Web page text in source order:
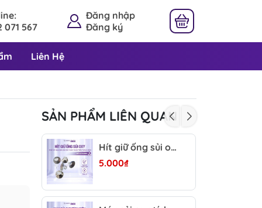
071 567
Đăng nhập
Đăng ký
Liên Hệ
SẢN PHẨM LIÊN QUAN
Hít giữ ống sủi oxy bể cá - Cố định dây khí trên kính, trong suốt dễ lắp đặt cho hồ cá thủy sinh
5.000₫